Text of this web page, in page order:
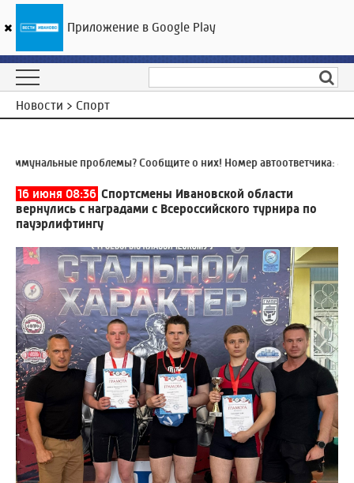
ГТРК «Ивтелерадио»
Новости > Спорт
проблемы? Сообщите о них! Номер автоответчика:8
16 июня 08:36 Спортсмены Ивановской области
вернулись с наградами с Всероссийского турнира по
пауэрлифтингу
Приложение в Google Play